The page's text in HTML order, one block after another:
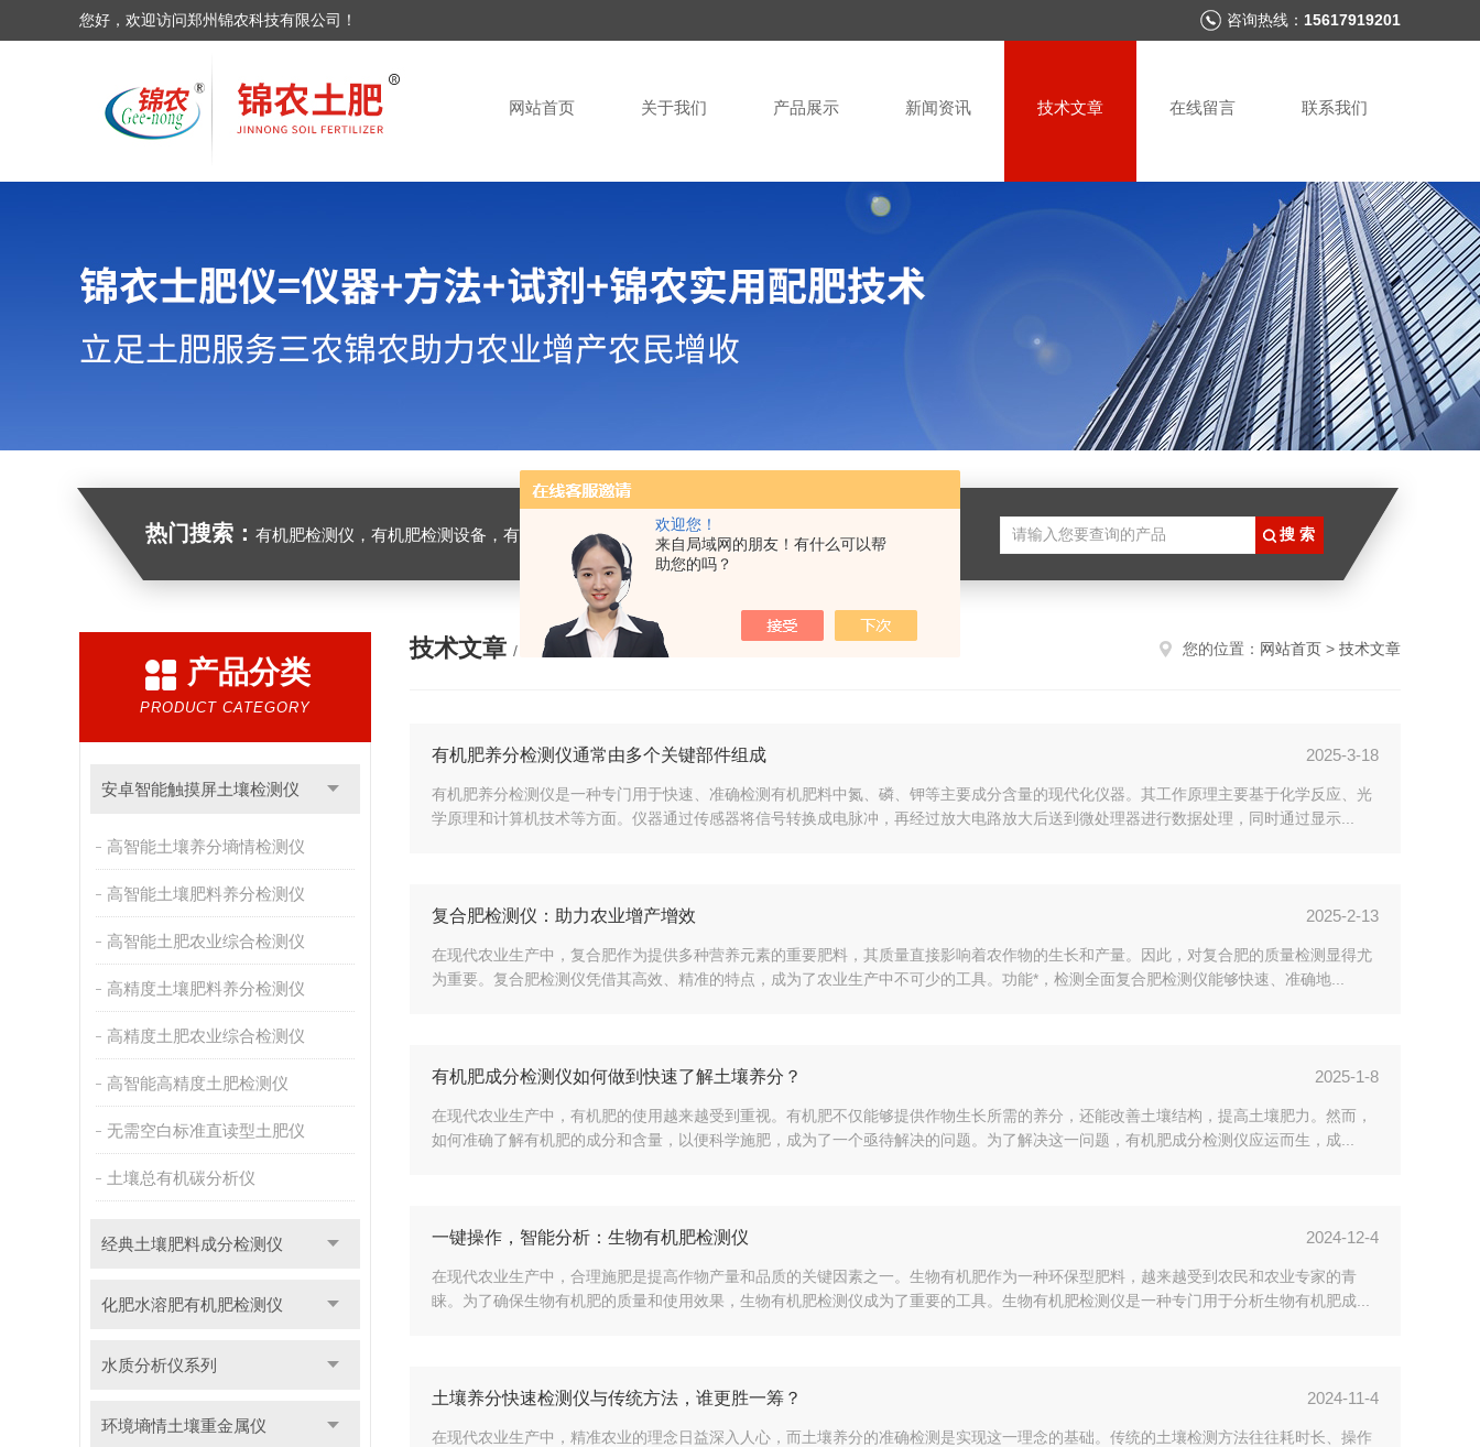
欢迎您！
来自局域网的朋友！有什么可以帮
助您的吗？
您好，欢迎访问郑州锦农科技有限公司！ 咨询热线： 15617919201
网站首页 关于我们 产品展示 新闻资讯 技术文章 在线留言 联系我们
热门搜索： 有机肥检测仪，有机肥检测设备，有机肥实验室设备，生物有机肥检测仪器，有机肥化验仪，有机肥实验室建设
产品分类
PRODUCT CATEGORY
安卓智能触摸屏土壤检测仪
高智能土壤养分墒情检测仪
高智能土壤肥料养分检测仪
高智能土肥农业综合检测仪
高精度土壤肥料养分检测仪
高精度土肥农业综合检测仪
高智能高精度土肥检测仪
无需空白标准直读型土肥仪
土壤总有机碳分析仪
经典土壤肥料成分检测仪
化肥水溶肥有机肥检测仪
水质分析仪系列
环境墒情土壤重金属仪
技术文章 / ARTICLE 您的位置： 网站首页 > 技术文章
有机肥养分检测仪通常由多个关键部件组成 2025-3-18
有机肥养分检测仪是一种专门用于快速、准确检测有机肥料中氮、磷、钾等主要成分含量的现代化仪器。其工作原理主要基于化学反应、光
学原理和计算机技术等方面。仪器通过传感器将信号转换成电脉冲，再经过放大电路放大后送到微处理器进行数据处理，同时通过显示...
复合肥检测仪：助力农业增产增效 2025-2-13
在现代农业生产中，复合肥作为提供多种营养元素的重要肥料，其质量直接影响着农作物的生长和产量。因此，对复合肥的质量检测显得尤
为重要。复合肥检测仪凭借其高效、精准的特点，成为了农业生产中不可少的工具。功能*，检测全面复合肥检测仪能够快速、准确地...
有机肥成分检测仪如何做到快速了解土壤养分？ 2025-1-8
在现代农业生产中，有机肥的使用越来越受到重视。有机肥不仅能够提供作物生长所需的养分，还能改善土壤结构，提高土壤肥力。然而，
如何准确了解有机肥的成分和含量，以便科学施肥，成为了一个亟待解决的问题。为了解决这一问题，有机肥成分检测仪应运而生，成...
一键操作，智能分析：生物有机肥检测仪 2024-12-4
在现代农业生产中，合理施肥是提高作物产量和品质的关键因素之一。生物有机肥作为一种环保型肥料，越来越受到农民和农业专家的青
睐。为了确保生物有机肥的质量和使用效果，生物有机肥检测仪成为了重要的工具。生物有机肥检测仪是一种专门用于分析生物有机肥成...
土壤养分快速检测仪与传统方法，谁更胜一筹？ 2024-11-4
在现代农业生产中，精准农业的理念日益深入人心，而土壤养分的准确检测是实现这一理念的基础。传统的土壤检测方法往往耗时长、操作